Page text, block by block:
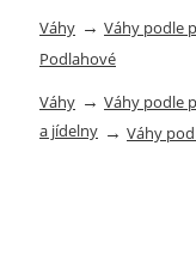
Váhy → Váhy podle
Podlahové
Váhy → Váhy podle
a jídelny → Váhy